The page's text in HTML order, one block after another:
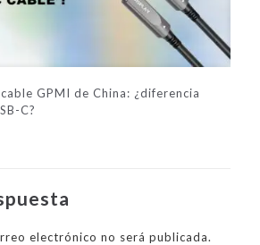
GPMI de China: ¿diferencia
C?
electrónico no será publicada.